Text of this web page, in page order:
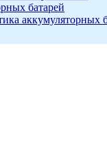
батарей
аккумуляторных